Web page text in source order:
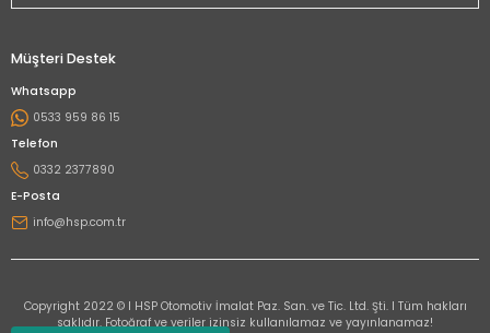
Müşteri Destek
Whatsapp
0533 959 86 15
Telefon
0332 2377890
E-Posta
info@hsp.com.tr
Copyright 2022 © I HSP Otomotiv İmalat Paz. San. ve Tic. Ltd. Şti. I Tüm hakları
saklıdır. Fotoğraf ve veriler izinsiz kullanılamaz ve yayınlanamaz!